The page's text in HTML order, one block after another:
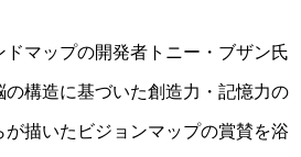
ドマップの開発者トニー・ブザン氏
の構造に基づいた創造力・記憶力の
描いたビジョンマップの賞賛を浴